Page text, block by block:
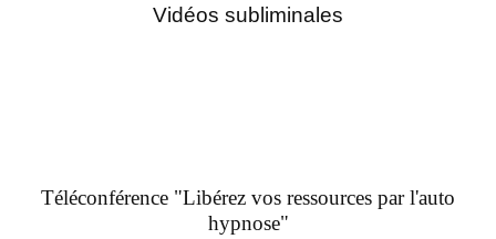
Vidéos subliminales
Téléconférence "Libérez vos ressources par l'auto
hypnose"